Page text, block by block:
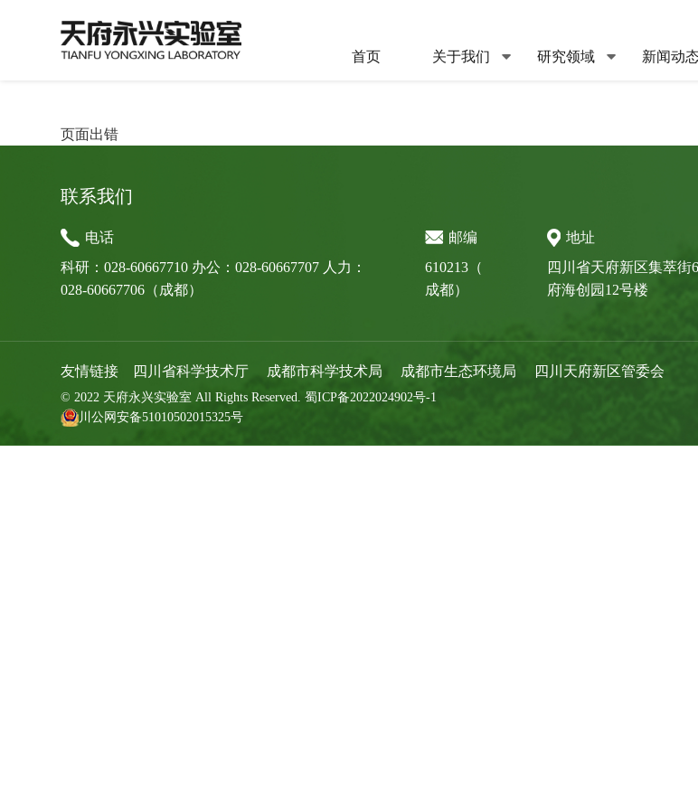
首页 关于我们 研究领域 新闻动
页面出错
联系我们
电话
科研：028-60667710 办公：028-60667707 人力：
028-60667706（成都）
邮编
610213（
成都）
地址
四川省天府新区集萃街
府海创园12号楼
友情链接 四川省科学技术厅 成都市科学技术局 成都市生态环境局 四川天府新区管委会
© 2022 天府永兴实验室 All Rights Reserved. 蜀ICP备2022024902号-1
川公网安备51010502015325号